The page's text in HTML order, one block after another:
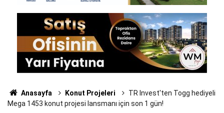
Anasayfa Konut Projeleri
TR Invest'ten Togg hediyeli
Mega 1453 konut projesi lansmanı için son 1 gün!